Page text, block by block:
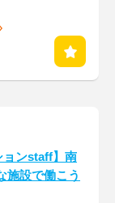
ョンstaff】南
施設で働こう